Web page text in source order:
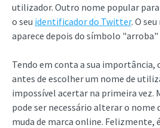
utilizador. Outro nome popular
o seu identificador do Twitter. O
aparece depois do símbolo "arroba"
Tendo em conta a sua importância,
antes de escolher um nome de
impossível acertar na primeira vez.
pode ser necessário alterar o nome
muda de marca online. Felizmente,